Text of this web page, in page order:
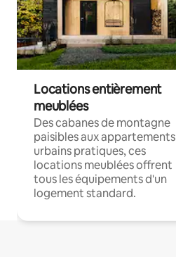
Locations entièrement
meublées
Des cabanes de montagne
paisibles aux appartements
urbains pratiques, ces
locations meublées offrent
tous les équipements d'un
logement standard.